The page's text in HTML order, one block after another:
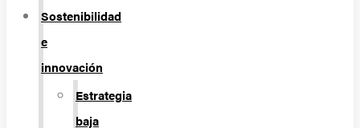
Sostenibilidad
e
innovación
Estrategia
baja